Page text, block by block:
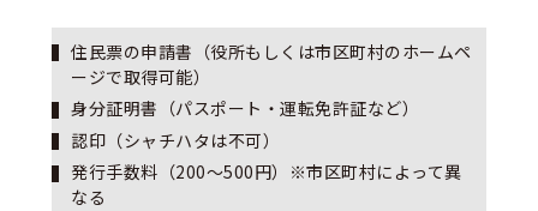
住民票の申請書（役所もしくは市区町村のホームペ
ージで取得可能）
身分証明書（パスポート・運転免許証など）
認印（シャチハタは不可）
発行手数料（200〜500円）※市区町村によって異
なる